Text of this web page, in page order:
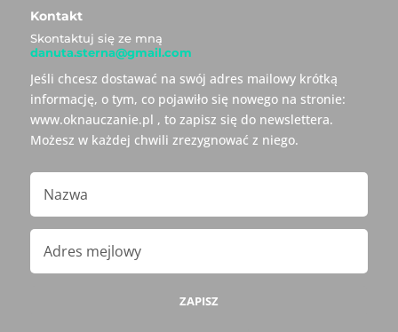
Kontakt
Skontaktuj się ze mną
danuta.sterna@gmail.com
Jeśli chcesz dostawać na swój adres mailowy krótką
informację, o tym, co pojawiło się nowego na stronie:
www.oknauczanie.pl , to zapisz się do newslettera.
Możesz w każdej chwili zrezygnować z niego.
ZAPISZ